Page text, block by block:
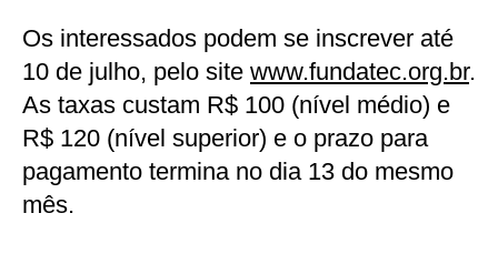
Os interessados podem se inscrever até
10 de julho, pelo site www.fundatec.org.br.
As taxas custam R$ 100 (nível médio) e
R$ 120 (nível superior) e o prazo para
pagamento termina no dia 13 do mesmo
mês.